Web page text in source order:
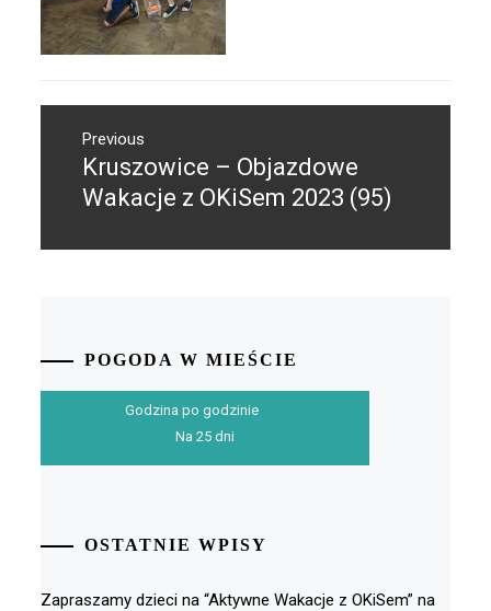
wpisuPrevious
Previous
post:
Kruszowice – Objazdowe
Wakacje z OKiSem 2023 (95)
POGODA W MIEŚCIE
Godzina po godzinie
Na 25 dni
OSTATNIE WPISY
Zapraszamy dzieci na “Aktywne Wakacje z OKiSem” na